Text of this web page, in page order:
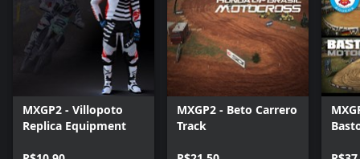
MXGP2 - Villopoto
Replica Equipment
MXGP2 - Beto Carrero
Track